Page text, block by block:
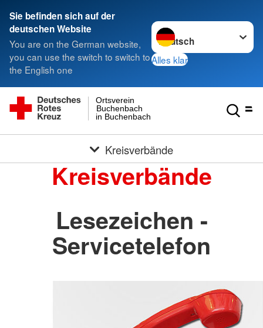
Sie befinden sich auf der
deutschen Website
You are on the German website,
you can use the switch to switch to
the English one
Sprache wechseln zu
Alles klar
in Buchenbach
Buchenbach
Ortsverein
Kreisverbände
Kreisverbände
Lesezeichen -
Servicetelefon